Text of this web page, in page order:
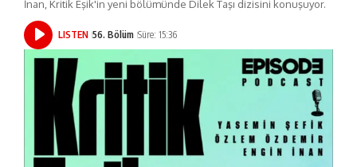
İnan, Kritik Eşik'in yeni bölümünde Dilek Taşı dizisini konuşuyor.
LISTEN 56. Bölüm Süre: 15:36